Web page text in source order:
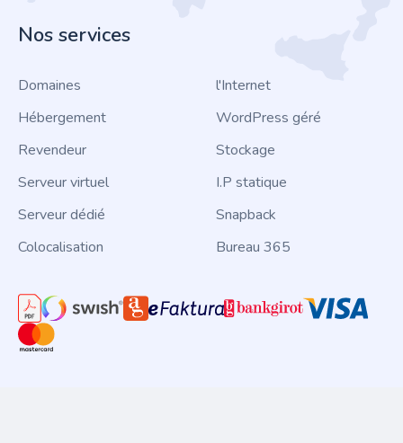
Nos services
Domaines
Hébergement
Revendeur
Serveur virtuel
Serveur dédié
Colocalisation
l'Internet
WordPress géré
Stockage
I.P statique
Snapback
Bureau 365